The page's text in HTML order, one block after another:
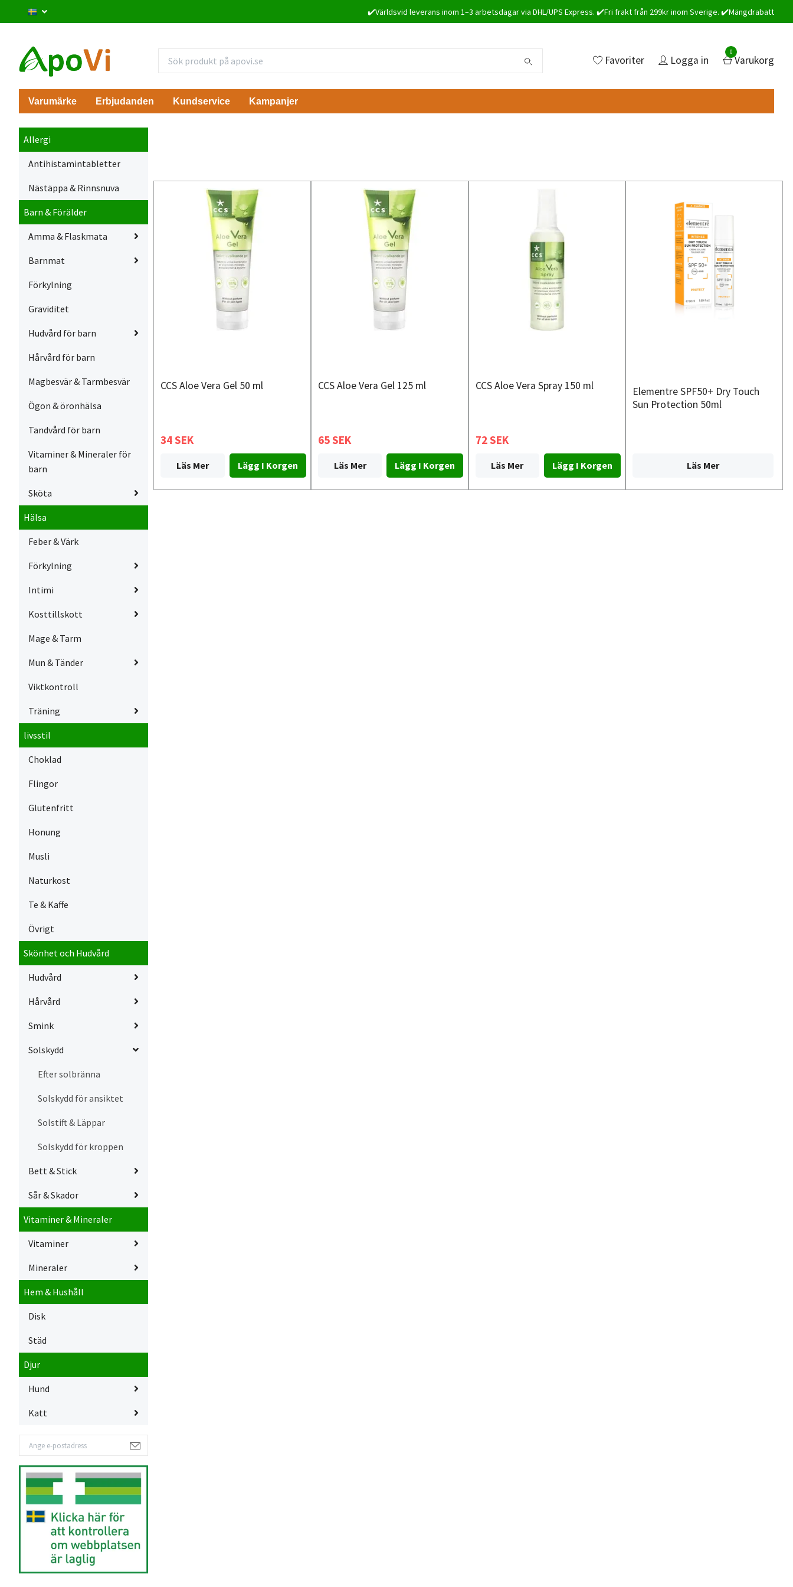
✔️Världsvid leverans inom 1–3 arbetsdagar via DHL/UPS Express. ✔️Fri frakt från 299kr inom Sverige. ✔️Mängdrabatt
Favoriter Logga in
0
Varukorg
Varumärke Erbjudanden Kundservice Kampanjer
Allergi
Antihistamintabletter
Nästäppa & Rinnsnuva
Barn & Förälder
Amma & Flaskmata
Barnmat
Förkylning
Graviditet
Hudvård för barn
Hårvård för barn
Magbesvär & Tarmbesvär
Ögon & öronhälsa
Tandvård för barn
Vitaminer & Mineraler för
barn
Sköta
Hälsa
Feber & Värk
Förkylning
Intimi
Kosttillskott
Mage & Tarm
Mun & Tänder
Viktkontroll
Träning
livsstil
Choklad
Flingor
Glutenfritt
Honung
Musli
Naturkost
Te & Kaffe
Övrigt
Skönhet och Hudvård
Hudvård
Hårvård
Smink
Solskydd
Efter solbränna
Solskydd för ansiktet
Solstift & Läppar
Solskydd för kroppen
Bett & Stick
Sår & Skador
Vitaminer & Mineraler
Vitaminer
Mineraler
Hem & Hushåll
Disk
Städ
Djur
Hund
Katt
CCS Aloe Vera Gel 50 ml
34 SEK
Läs Mer
CCS Aloe Vera Gel 125 ml
65 SEK
Läs Mer
CCS Aloe Vera Spray 150 ml
72 SEK
Läs Mer
Elementre SPF50+ Dry Touch
Sun Protection 50ml
Läs Mer